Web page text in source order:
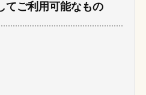
てご利用可能なもの